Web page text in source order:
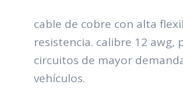
cable de cobre con alta
resistencia. calibre 12 awg,
circuitos de mayor
vehículos.